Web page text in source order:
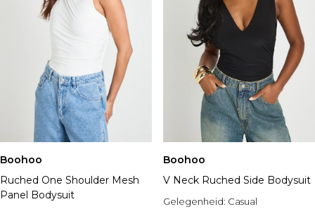
Boohoo
Ruched One Shoulder Mesh
Panel Bodysuit
Boohoo
V Neck Ruched Side Bodysuit
Gelegenheid: Casual